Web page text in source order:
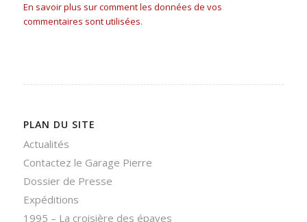
En savoir plus sur comment les données de vos
commentaires sont utilisées.
PLAN DU SITE
Actualités
Contactez le Garage Pierre
Dossier de Presse
Expéditions
1995 – La croisière des épaves